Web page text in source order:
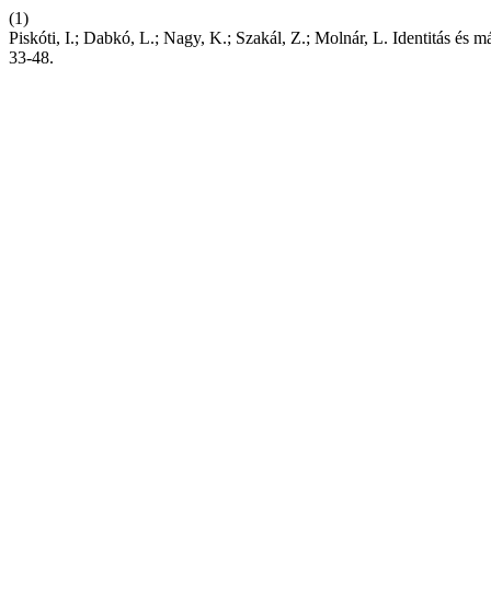
(1)
Piskóti, I.; Dabkó, L.; Nagy, K.; Szakál, Z.; Molnár, L. Identitás és
33-48.